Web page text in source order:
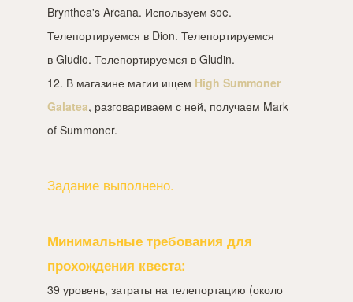
Brynthea's Arcana. Используем soe.
Телепортируемся в Dion. Телепортируемся
в Gludio. Телепортируемся в Gludin.
12. В магазине магии ищем High Summoner
Galatea, разговариваем с ней, получаем Mark
of Summoner.
Задание выполнено.
Минимальные требования для
прохождения квеста:
39 уровень, затраты на телепортацию (около